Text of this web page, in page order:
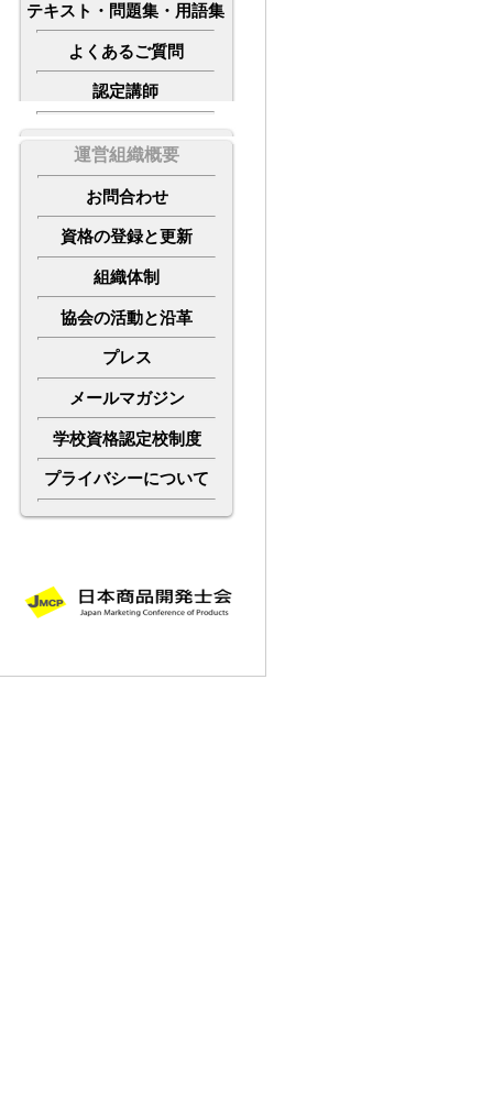
テキスト・問題集・用語集
よくあるご質問
認定講師
運営組織概要
お問合わせ
資格の登録と更新
組織体制
協会の活動と沿革
プレス
メールマガジン
学校資格認定校制度
プライバシーについて